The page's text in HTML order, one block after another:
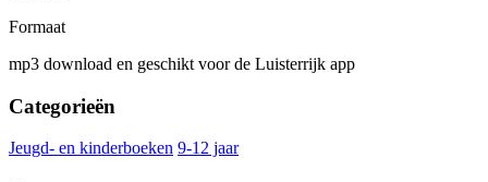
Formaat
mp3 download en geschikt voor de Luisterrijk app
Categorieën
Jeugd- en kinderboeken 9-12 jaar